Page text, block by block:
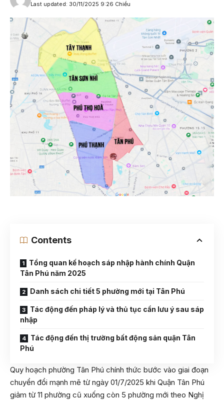
Last updated: 30/11/2025 9:26 Chiều
Contents
Tổng quan kế hoạch sáp nhập hành chính Quận
Tân Phú năm 2025
Danh sách chi tiết 5 phường mới tại Tân Phú
Tác động đến pháp lý và thủ tục cần lưu ý sau sáp
nhập
Tác động đến thị trường bất động sản quận Tân
Phú
Quy hoạch phường Tân Phú chính thức bước vào giai đoạn
chuyển đổi mạnh mẽ từ ngày 01/7/2025 khi Quận Tân Phú
giảm từ 11 phường cũ xuống còn 5 phường mới theo Nghị